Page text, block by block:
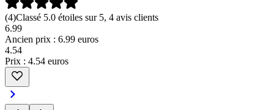
(4)Classé 5.0 étoiles sur 5, 4 avis clients
6.99
Ancien prix : 6.99 euros
4.54
Prix : 4.54 euros